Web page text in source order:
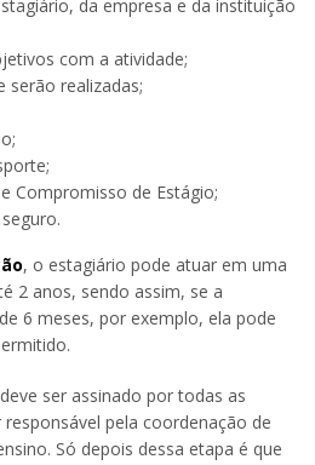
da empresa e da instituição
com a atividade;
serão realizadas;
Compromisso de Estágio;
, o estagiário pode atuar em uma
2 anos, sendo assim, se a
6 meses, por exemplo, ela pode
ser assinado por todas as
pela coordenação de
Só depois dessa etapa é que